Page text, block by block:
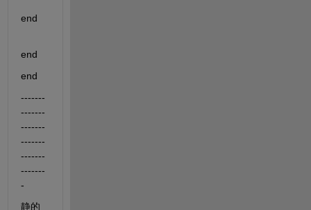
end
end
end
-------
-------
-------
-------
-------
-------
-
静的